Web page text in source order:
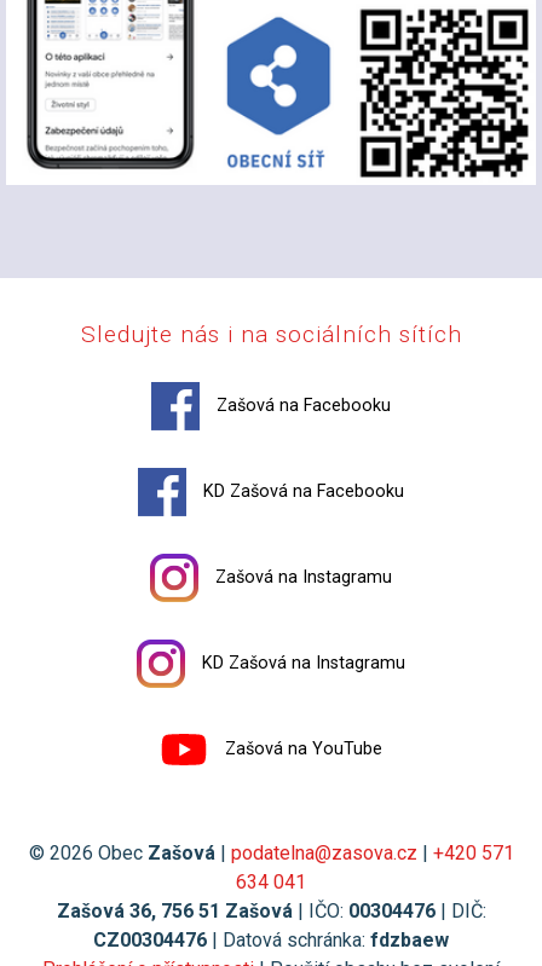
Sledujte nás i na sociálních sítích
Zašová na Facebooku
KD Zašová na Facebooku
Zašová na Instagramu
KD Zašová na Instagramu
Zašová na YouTube
© 2026 Obec Zašová | podatelna@zasova.cz | +420 571
634 041
Zašová 36, 756 51 Zašová | IČO: 00304476| DIČ:
CZ00304476 | Datová schránka: fdzbaew